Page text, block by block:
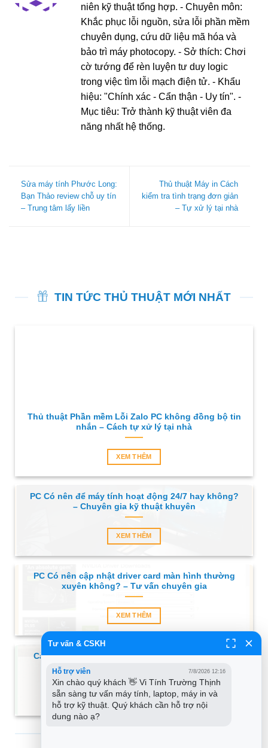
niên kỹ thuật tổng hợp. - Chuyên môn:
Khắc phục lỗi nguồn, sửa lỗi phần mềm
chuyên dụng, cứu dữ liệu mã hóa và
bảo trì máy photocopy. - Sở thích: Chơi
cờ tướng để rèn luyện tư duy logic
trong việc tìm lỗi mạch điện tử. - Khẩu
hiệu: "Chính xác - Cẩn thận - Uy tín". -
Mục tiêu: Trở thành kỹ thuật viên đa
năng nhất hệ thống.
Sửa máy tính Phước Long:
Bạn Thảo review chỗ uy tín
– Trung tâm lấy liền
Thủ thuật Máy in Cách
kiểm tra tình trạng đơn giản
– Tự xử lý tại nhà
TIN TỨC THỦ THUẬT MỚI NHẤT
Thủ thuật Phần mềm Lỗi Zalo PC không đồng bộ tin
nhắn – Cách tự xử lý tại nhà
XEM THÊM
PC Có nên để máy tính hoạt động 24/7 hay không?
– Chuyên gia kỹ thuật khuyên
XEM THÊM
PC Có nên cập nhật driver card màn hình thường
xuyên không? – Tư vấn chuyên gia
XEM THÊM
Cài Win Laptop HP Lỗi Hệ Điều Hành – Trung tâm
XEM THÊM
Tư vấn & CSKH
Hỗ trợ viên 7/8/2026 12:16
Xin chào quý khách 👋 Vi Tính Trường Thịnh
sẵn sàng tư vấn máy tính, laptop, máy in và
hỗ trợ kỹ thuật. Quý khách cần hỗ trợ nội
dung nào ạ?